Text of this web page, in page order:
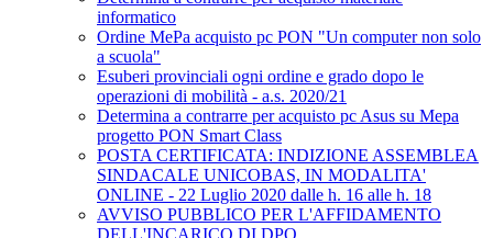
informatico
Ordine MePa acquisto pc PON "Un computer non solo
a scuola"
Esuberi provinciali ogni ordine e grado dopo le
operazioni di mobilità - a.s. 2020/21
Determina a contrarre per acquisto pc Asus su Mepa
progetto PON Smart Class
POSTA CERTIFICATA: INDIZIONE ASSEMBLEA
SINDACALE UNICOBAS, IN MODALITA'
ONLINE - 22 Luglio 2020 dalle h. 16 alle h. 18
AVVISO PUBBLICO PER L'AFFIDAMENTO